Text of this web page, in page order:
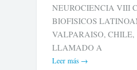
NEUROCIENCIA VIII
BIOFISICOS
VALPARAISO, CHILE,
LLAMADO A
Leer más →